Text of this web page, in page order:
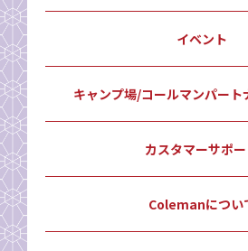
イベント
キャンプ場/コールマンパート
カスタマーサポ
Colemanについ